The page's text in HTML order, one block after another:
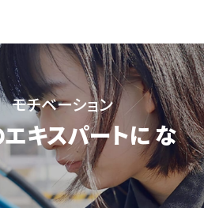
モチベーション
キスパートにな